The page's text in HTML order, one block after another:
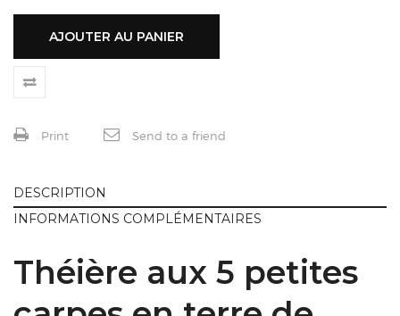
AJOUTER AU PANIER
Print Send to a friend
DESCRIPTION
INFORMATIONS COMPLÉMENTAIRES
Théière aux 5 petites